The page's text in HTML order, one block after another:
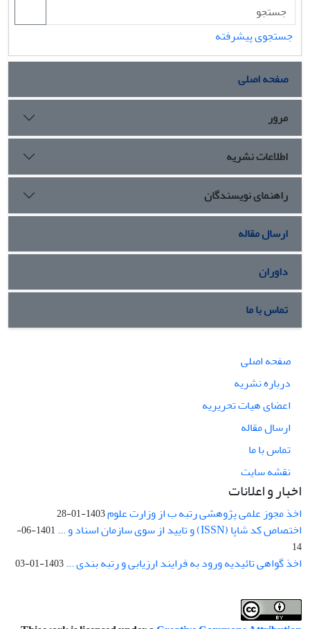
جستجوی پیشرفته
صفحه اصلی
مرور
اطلاعات نشریه
راهنمای نویسندگان
ارسال مقاله
داوران
تماس با ما
صفحه اصلی
درباره نشریه
اعضای هیات تحریریه
ارسال مقاله
تماس با ما
نقشه سایت
اخبار و اعلانات
اخذ مجوز علمی پژوهشی رتبه ب از وزارت علوم1403-01-28
اختصاص کد شاپا (ISSN) و تایید از سوی سازمان اسناد و ...
1401-06-
14
اخذ گواهی تائیدیه ورود به فرایند ارزیابی و رتبه بندی ...1403-01-03